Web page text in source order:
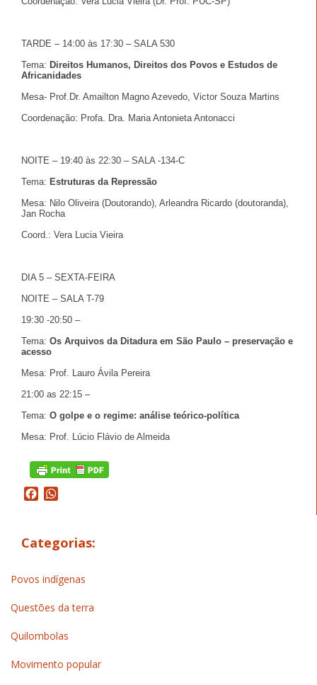
TARDE – 14:00 às 17:30 – SALA 530
Tema: Direitos Humanos, Direitos dos Povos e Estudos de
Africanidades
Mesa- Prof.Dr. Amailton Magno Azevedo, Victor Souza Martins
Coordenação: Profa. Dra. Maria Antonieta Antonacci
NOITE – 19:40 às 22:30 – SALA -134-C
Tema: Estruturas da Repressão
Mesa: Nilo Oliveira (Doutorando), Arleandra Ricardo (doutoranda),
Jan Rocha
Coord.: Vera Lucia Vieira
DIA 5 – SEXTA-FEIRA
NOITE – SALA T-79
19:30 -20:50 –
Tema: Os Arquivos da Ditadura em São Paulo – preservação e
acesso
Mesa: Prof. Lauro Ávila Pereira
21:00 as 22:15 –
Tema: O golpe e o regime: análise teórico-política
Mesa: Prof. Lúcio Flávio de Almeida
Facebook
Categorias:
Povos indígenas
Questões da terra
Quilombolas
Movimento popular